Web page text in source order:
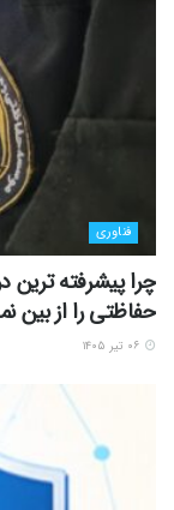
فناوری
چرا پیشرفته ترین
حفاظتی را از بین